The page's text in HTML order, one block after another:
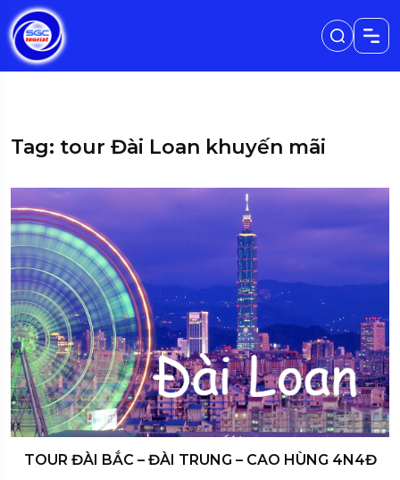
Tag: tour Đài Loan khuyến mãi
TOUR ĐÀI BẮC – ĐÀI TRUNG – CAO HÙNG 4N4Đ